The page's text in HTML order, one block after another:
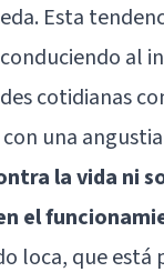
Esta
al
cotidianas
una
la vida ni
el
loca, que